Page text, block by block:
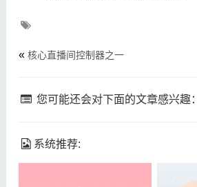
« 核心直播间控制器之一
您可能还会对下面的文章感兴趣：
系统推荐: